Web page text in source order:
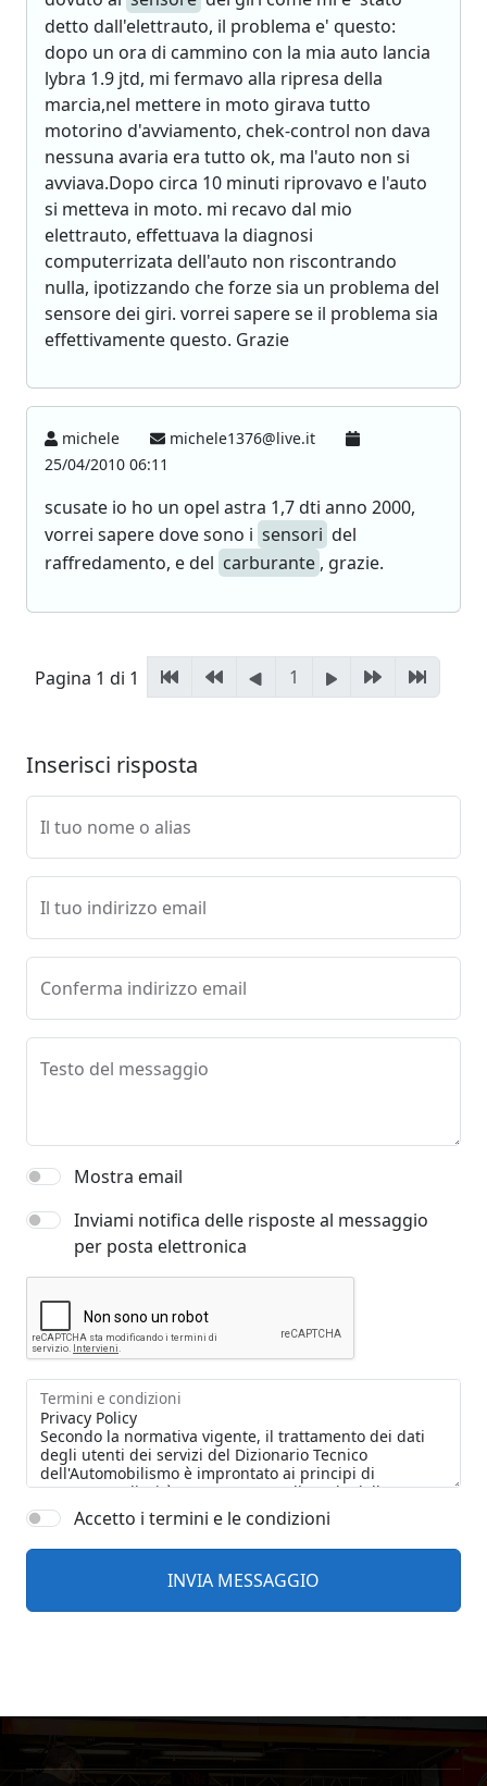
detto dall'elettrauto, il problema e' questo:
dopo un ora di cammino con la mia auto lancia
lybra 1.9 jtd, mi fermavo alla ripresa della
marcia,nel mettere in moto girava tutto
motorino d'avviamento, chek-control non dava
nessuna avaria era tutto ok, ma l'auto non si
avviava.Dopo circa 10 minuti riprovavo e l'auto
si metteva in moto. mi recavo dal mio
elettrauto, effettuava la diagnosi
computerrizata dell'auto non riscontrando
nulla, ipotizzando che forze sia un problema del
sensore dei giri. vorrei sapere se il problema sia
effettivamente questo. Grazie
michele
michele1376@live.it
25/04/2010 06:11
scusate io ho un opel astra 1,7 dti anno 2000,
vorrei sapere dove sono i sensori del
raffredamento, e del carburante , grazie.
Pagina 1 di 1 1
Inserisci risposta
Il tuo nome o alias
Il tuo indirizzo email
Conferma indirizzo email
Testo del messaggio
Mostra email
Inviami notifica delle risposte al messaggio
per posta elettronica
Termini e condizioni
Accetto i termini e le condizioni